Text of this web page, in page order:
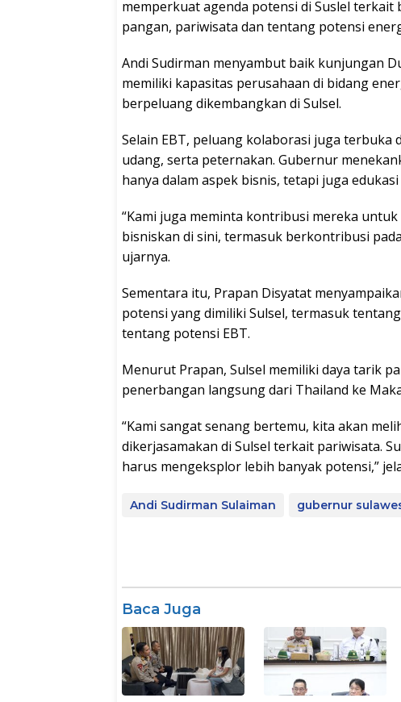
memperkuat agenda potensi di Suslel
pangan, pariwisata dan tentang potensi
Andi Sudirman menyambut baik kunjungan
memiliki kapasitas perusahaan di bidang
berpeluang dikembangkan di Sulsel.
Selain EBT, peluang kolaborasi juga
udang, serta peternakan. Gubernur
hanya dalam aspek bisnis, tetapi juga
“Kami juga meminta kontribusi mereka
bisniskan di sini, termasuk berkontribusi
ujarnya.
Sementara itu, Prapan Disyatat
potensi yang dimiliki Sulsel, termasuk
tentang potensi EBT.
Menurut Prapan, Sulsel memiliki daya tarik
penerbangan langsung dari Thailand ke
“Kami sangat senang bertemu, kita akan
dikerjasamakan di Sulsel terkait pariwisata.
harus mengeksplor lebih banyak potensi,”
Andi Sudirman Sulaiman gubernur
Baca Juga